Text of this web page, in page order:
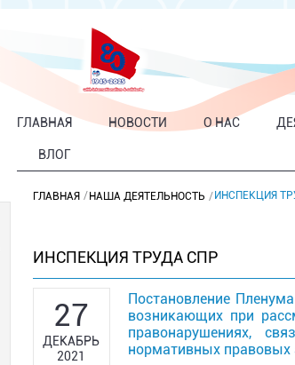
ГЛАВНАЯ НОВОСТИ О НАС
ВЛОГ
ГЛАВНАЯ НАША ДЕЯТЕЛЬНОСТЬ ИНСПЕКЦИЯ
ИНСПЕКЦИЯ ТРУДА СПР
27
ДЕКАБРЬ
2021
Постановление
возникающих при
правонарушениях,
нормативных правовых